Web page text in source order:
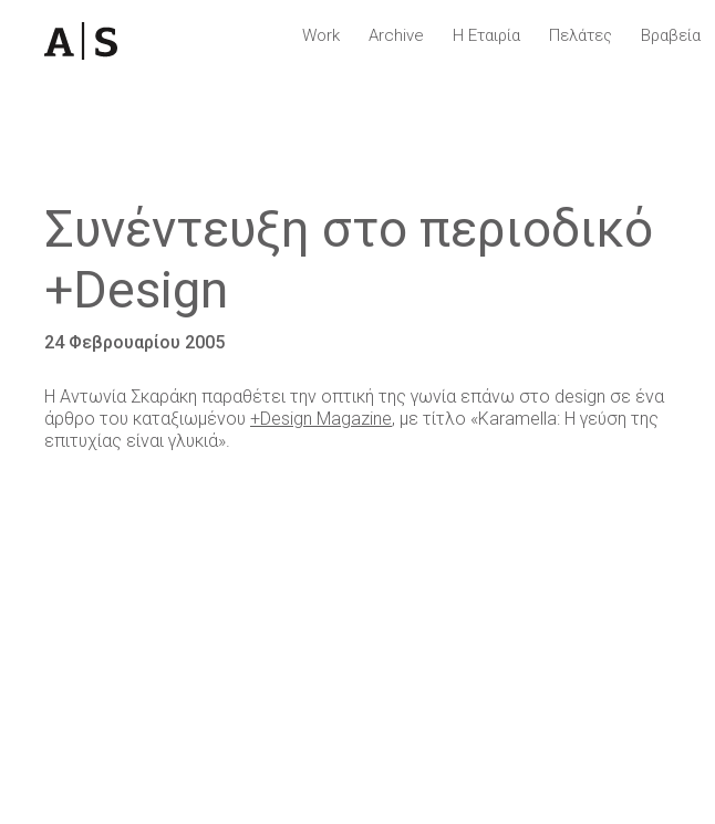
Work Archive Η Εταιρία Πελάτες Βραβεία
Συνέντευξη στο περιοδικό
+Design
24 Φεβρουαρίου 2005
Η Αντωνία Σκαράκη παραθέτει την οπτική της γωνία επάνω στο design σε ένα
άρθρο του καταξιωμένου +Design Magazine, με τίτλο «Karamella: Η γεύση της
επιτυχίας είναι γλυκιά».